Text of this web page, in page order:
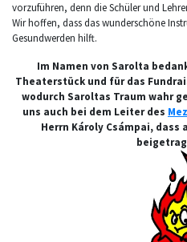
vorzuführen, denn die Schüler und
Wir hoffen, dass das wunderschöne
Gesundwerden hilft.
Im Namen von Sarolta
Theaterstück und für das
wodurch Saroltas Traum wahr
uns auch bei dem Leiter des
Herrn Károly Csámpai, dass